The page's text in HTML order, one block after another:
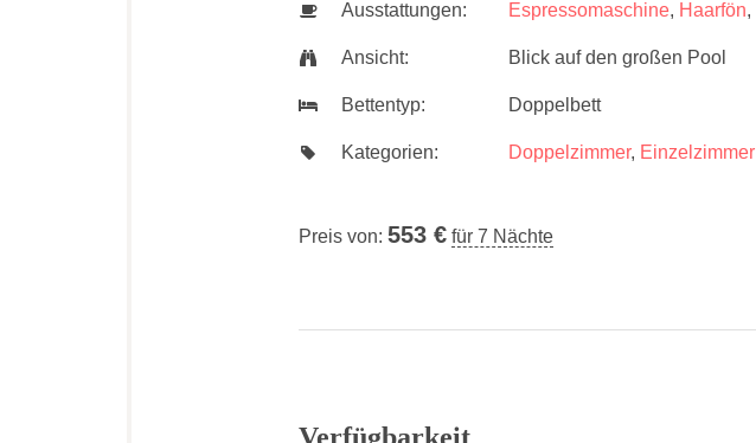
Ausstattungen: Espressomaschine, Haarfön,
Ansicht: Blick auf den großen Pool
Bettentyp: Doppelbett
Kategorien: Doppelzimmer, Einzelzimmer
Preis von: 553 € für 7 Nächte
Verfügbarkeit